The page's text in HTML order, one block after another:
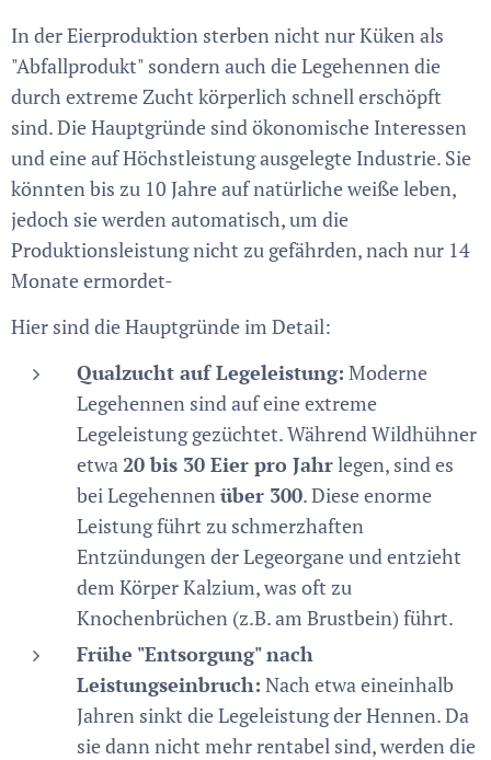
In der Eierproduktion sterben nicht nur Küken als
"Abfallprodukt" sondern auch die Legehennen die
durch extreme Zucht körperlich schnell erschöpft
sind. Die Hauptgründe sind ökonomische Interessen
und eine auf Höchstleistung ausgelegte Industrie. Sie
könnten bis zu 10 Jahre auf natürliche weiße leben,
jedoch sie werden automatisch, um die
Produktionsleistung nicht zu gefährden, nach nur 14
Monate ermordet-
Hier sind die Hauptgründe im Detail:
Qualzucht auf Legeleistung: Moderne
Legehennen sind auf eine extreme
Legeleistung gezüchtet. Während Wildhühner
etwa 20 bis 30 Eier pro Jahrlegen, sind es
bei Legehennen über 300. Diese enorme
Leistung führt zu schmerzhaften
Entzündungen der Legeorgane und entzieht
dem Körper Kalzium, was oft zu
Knochenbrüchen (z.B. am Brustbein) führt.
Frühe "Entsorgung" nach
Leistungseinbruch: Nach etwa eineinhalb
Jahren sinkt die Legeleistung der Hennen. Da
sie dann nicht mehr rentabel sind, werden die